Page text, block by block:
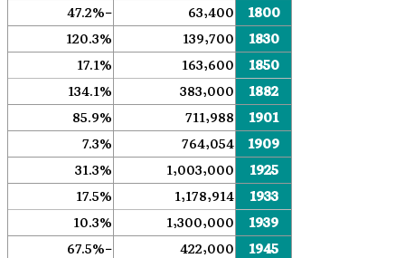
1800
63٬400
−47.2%
1830
139٬700
120.3%
1850
163٬600
17.1%
1882
383٬000
134.1%
1901
711٬988
85.9%
1909
764٬054
7.3%
1925
1٬003٬000
31.3%
1933
1٬178٬914
17.5%
1939
1٬300٬000
10.3%
1945
422٬000
−67.5%